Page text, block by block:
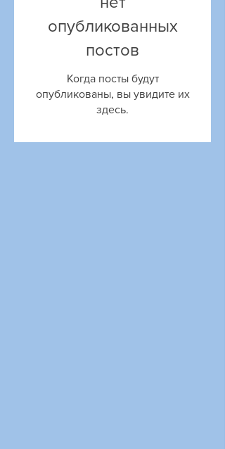
опубликованных
постов
Когда посты будут
опубликованы, вы увидите их
здесь.